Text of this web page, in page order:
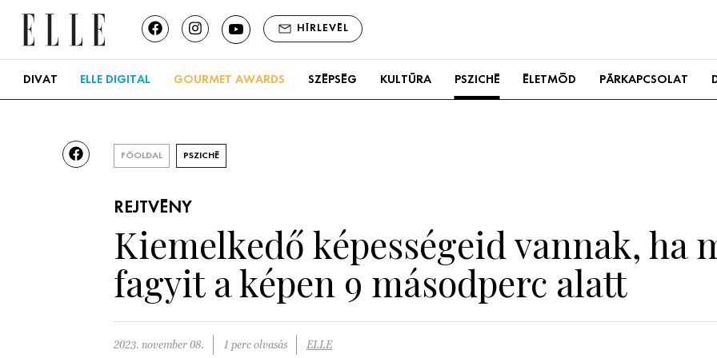
HÍRLEVÉL
DIVAT ELLE DIGITAL GOURMET AWARDS SZÉPSÉG KULTÚRA PSZICHÉ ÉLETMÓD PÁRKAPCSOLAT
FŐOLDAL PSZICHÉ
REJTVÉNY
Kiemelkedő képességeid vannak, ha
fagyit a képen 9 másodperc alatt
2023. november 08. 1 perc olvasás ELLE